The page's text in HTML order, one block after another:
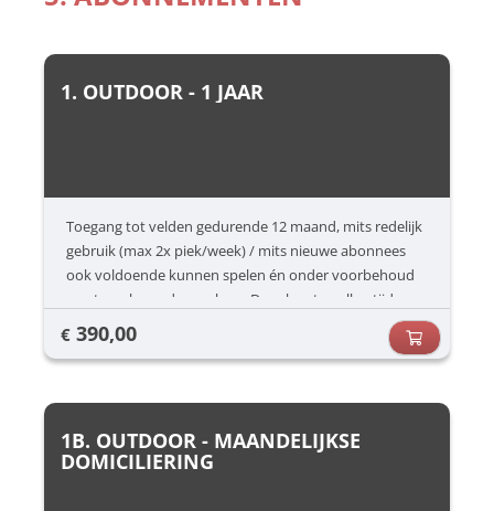
1. OUTDOOR - 1 JAAR
Toegang tot velden gedurende 12 maand, mits redelijk
gebruik (max 2x piek/week) / mits nieuwe abonnees
ook voldoende kunnen spelen én onder voorbehoud
van terugkerende no-show. Deze kan ten allen tijde
worden gestart
€ 390,00
1B. OUTDOOR - MAANDELIJKSE
DOMICILIERING